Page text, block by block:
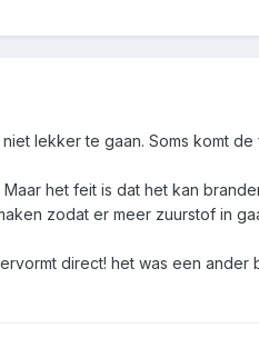
lekker te gaan. Soms komt de
het feit is dat het kan
zodat er meer zuurstof in
direct! het was een